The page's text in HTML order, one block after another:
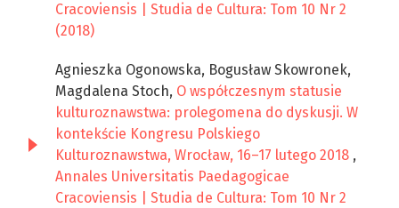
Cracoviensis | Studia de Cultura: Tom 10 Nr 2
(2018)
Agnieszka Ogonowska, Bogusław Skowronek,
Magdalena Stoch, O współczesnym statusie
kulturoznawstwa: prolegomena do dyskusji. W
kontekście Kongresu Polskiego
Kulturoznawstwa, Wrocław, 16–17 lutego 2018 ,
Annales Universitatis Paedagogicae
Cracoviensis | Studia de Cultura: Tom 10 Nr 2